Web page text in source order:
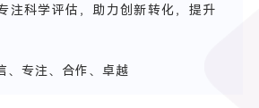
注科学评估，助力创新转化，提升
、专注、合作、卓越